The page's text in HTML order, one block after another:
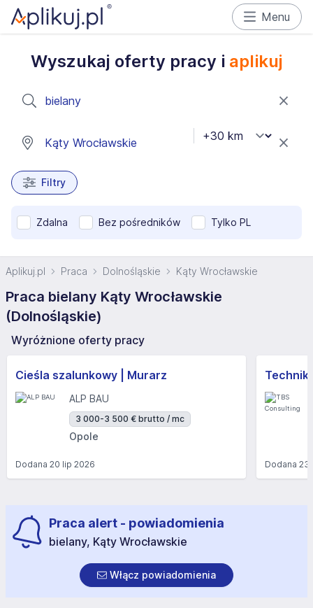
Menu
Wyszukaj oferty pracy i aplikuj
Filtry
Zdalna Bez pośredników Tylko PL
Aplikuj.pl Praca Dolnośląskie Kąty Wrocławskie
Praca bielany Kąty Wrocławskie
(Dolnośląskie)
Wyróżnione oferty pracy
Cieśla szalunkowy | Murarz
ALP BAU
3 000-3 500 € brutto / mc
Opole
Dodana 20 lip 2026 Dodana23
Praca alert - powiadomienia
bielany, Kąty Wrocławskie
Włącz powiadomienia